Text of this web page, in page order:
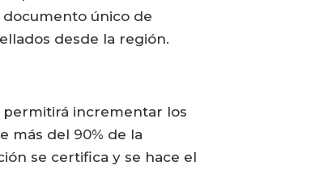
único de
desde la región.
permitirá incrementar los
más del 90% de la
se certifica y se hace el